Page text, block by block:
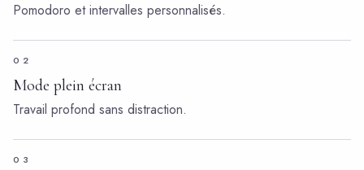
Pomodoro et intervalles personnalisés.
02
Mode plein écran
Travail profond sans distraction.
03